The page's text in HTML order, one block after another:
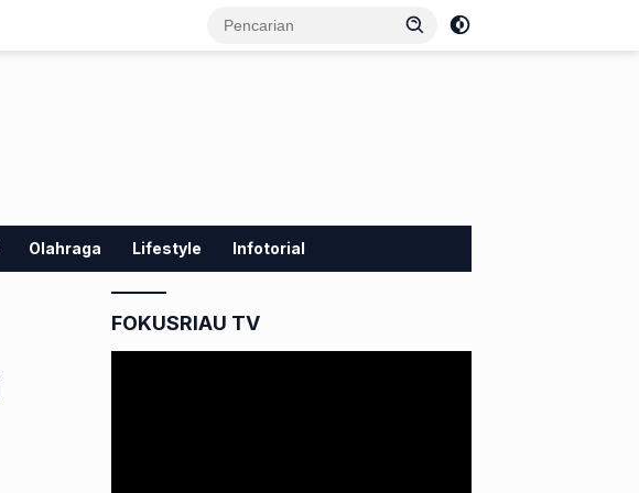
Olahraga Lifestyle Infotorial
FOKUSRIAU TV